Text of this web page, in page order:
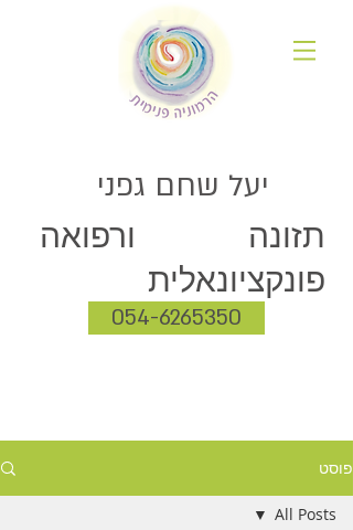
יעל שחם גפני
תזונה ורפואה
פונקציונאלית
054-6265350
פוסט
All Posts